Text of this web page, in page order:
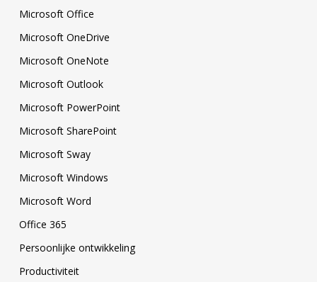
Microsoft Office
Microsoft OneDrive
Microsoft OneNote
Microsoft Outlook
Microsoft PowerPoint
Microsoft SharePoint
Microsoft Sway
Microsoft Windows
Microsoft Word
Office 365
Persoonlijke ontwikkeling
Productiviteit